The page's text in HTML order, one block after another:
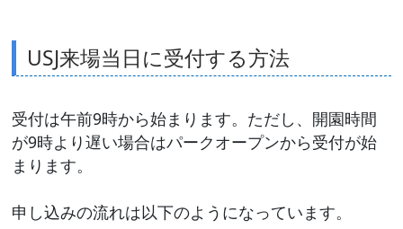
USJ来場当日に受付する方法
受付は午前9時から始まります。ただし、開園時間
が9時より遅い場合はパークオープンから受付が始
まります。
申し込みの流れは以下のようになっています。